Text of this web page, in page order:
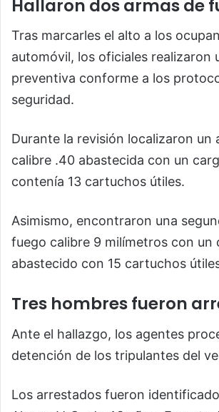
Hallaron dos armas de
Tras marcarles el alto a los
automóvil, los oficiales realizaron
preventiva conforme a los
seguridad.
Durante la revisión localizaron un
calibre .40 abastecida con un
contenía 13 cartuchos útiles.
Asimismo, encontraron una
fuego calibre 9 milímetros con un
abastecido con 15 cartuchos
Tres hombres fueron
Ante el hallazgo, los agentes
detención de los tripulantes del
Los arrestados fueron